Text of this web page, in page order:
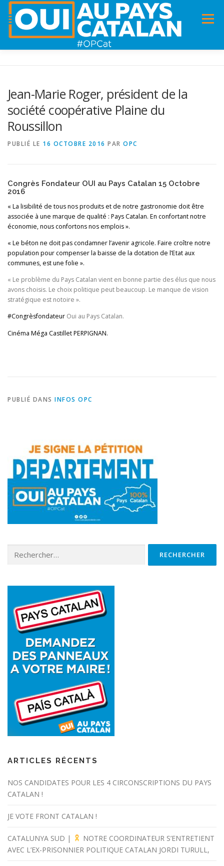
Menu
PANNEAUX POUR MA COMMUNE ! VIDÉOS
ADHÉSION CHARTE DE VALEURS
Jean-Marie Roger, président de la
société coopérative Plaine du
Roussillon
PUBLIÉ LE 16 OCTOBRE 2016 PAR OPC
Congrès Fondateur OUI au Pays Catalan 15 Octobre
2016
« La lisibilité de tous nos produits et de notre gastronomie doit être
associée à une marque de qualité : Pays Catalan. En confortant notre
économie, nous confortons nos emplois ».
« Le béton ne doit pas condamner l’avenir agricole. Faire croître notre
population pour compenser la baisse de la dotation de l’Etat aux
communes, est une folie ».
« Le problème du Pays Catalan vient en bonne partie des élus que nous
avons choisis. Le choix politique peut beaucoup. Le manque de vision
stratégique est notoire ».
#Congrèsfondateur Oui au Pays Catalan.
Cinéma Méga Castillet PERPIGNAN.
PUBLIÉ DANS INFOS OPC
ARTICLES RÉCENTS
NOS CANDIDATES POUR LES 4 CIRCONSCRIPTIONS DU PAYS
CATALAN !
JE VOTE FRONT CATALAN !
CATALUNYA SUD |
NOTRE COORDINATEUR S’ENTRETIENT
AVEC L’EX-PRISONNIER POLITIQUE CATALAN JORDI TURULL,